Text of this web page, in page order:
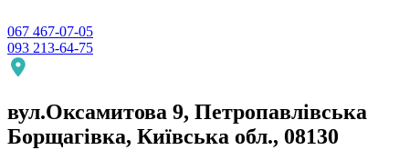
067 467-07-05
093 213-64-75
вул.Оксамитова 9, Петропавлівська
Борщагівка, Київська обл., 08130